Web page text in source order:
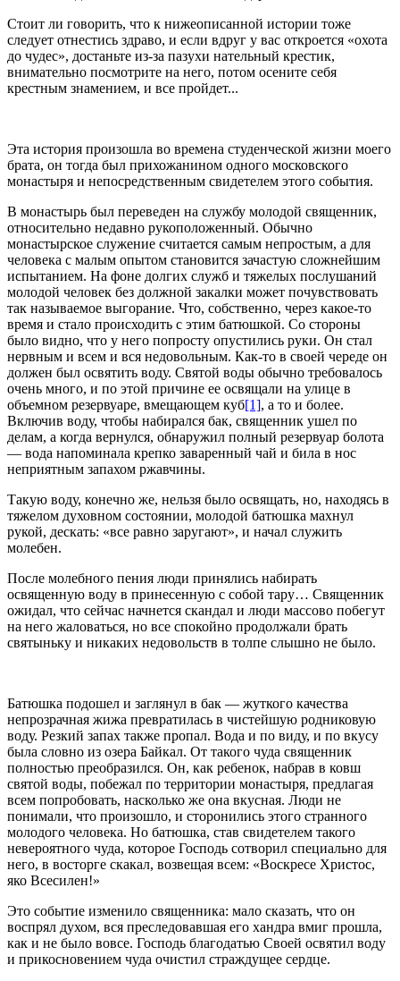
Стоит ли говорить, что к нижеописанной истории тоже
следует отнестись здраво, и если вдруг у вас откроется «охота
до чудес», достаньте из-за пазухи нательный крестик,
внимательно посмотрите на него, потом осените себя
крестным знамением, и все пройдет...
Эта история произошла во времена студенческой жизни моего
брата, он тогда был прихожанином одного московского
монастыря и непосредственным свидетелем этого события.
В монастырь был переведен на службу молодой священник,
относительно недавно рукоположенный. Обычно
монастырское служение считается самым непростым, а для
человека с малым опытом становится зачастую сложнейшим
испытанием. На фоне долгих служб и тяжелых послушаний
молодой человек без должной закалки может почувствовать
так называемое выгорание. Что, собственно, через какое-то
время и стало происходить с этим батюшкой. Со стороны
было видно, что у него попросту опустились руки. Он стал
нервным и всем и вся недовольным. Как-то в своей череде он
должен был освятить воду. Святой воды обычно требовалось
очень много, и по этой причине ее освящали на улице в
объемном резервуаре, вмещающем куб[1], а то и более.
Включив воду, чтобы набирался бак, священник ушел по
делам, а когда вернулся, обнаружил полный резервуар болота
— вода напоминала крепко заваренный чай и била в нос
неприятным запахом ржавчины.
Такую воду, конечно же, нельзя было освящать, но, находясь в
тяжелом духовном состоянии, молодой батюшка махнул
рукой, дескать: «все равно заругают», и начал служить
молебен.
После молебного пения люди принялись набирать
освященную воду в принесенную с собой тару… Священник
ожидал, что сейчас начнется скандал и люди массово побегут
на него жаловаться, но все спокойно продолжали брать
святыньку и никаких недовольств в толпе слышно не было.
Батюшка подошел и заглянул в бак — жуткого качества
непрозрачная жижа превратилась в чистейшую родниковую
воду. Резкий запах также пропал. Вода и по виду, и по вкусу
была словно из озера Байкал. От такого чуда священник
полностью преобразился. Он, как ребенок, набрав в ковш
святой воды, побежал по территории монастыря, предлагая
всем попробовать, насколько же она вкусная. Люди не
понимали, что произошло, и сторонились этого странного
молодого человека. Но батюшка, став свидетелем такого
невероятного чуда, которое Господь сотворил специально для
него, в восторге скакал, возвещая всем: «Воскресе Христос,
яко Всесилен!»
Это событие изменило священника: мало сказать, что он
воспрял духом, вся преследовавшая его хандра вмиг прошла,
как и не было вовсе. Господь благодатью Своей освятил воду
и прикосновением чуда очистил страждущее сердце.